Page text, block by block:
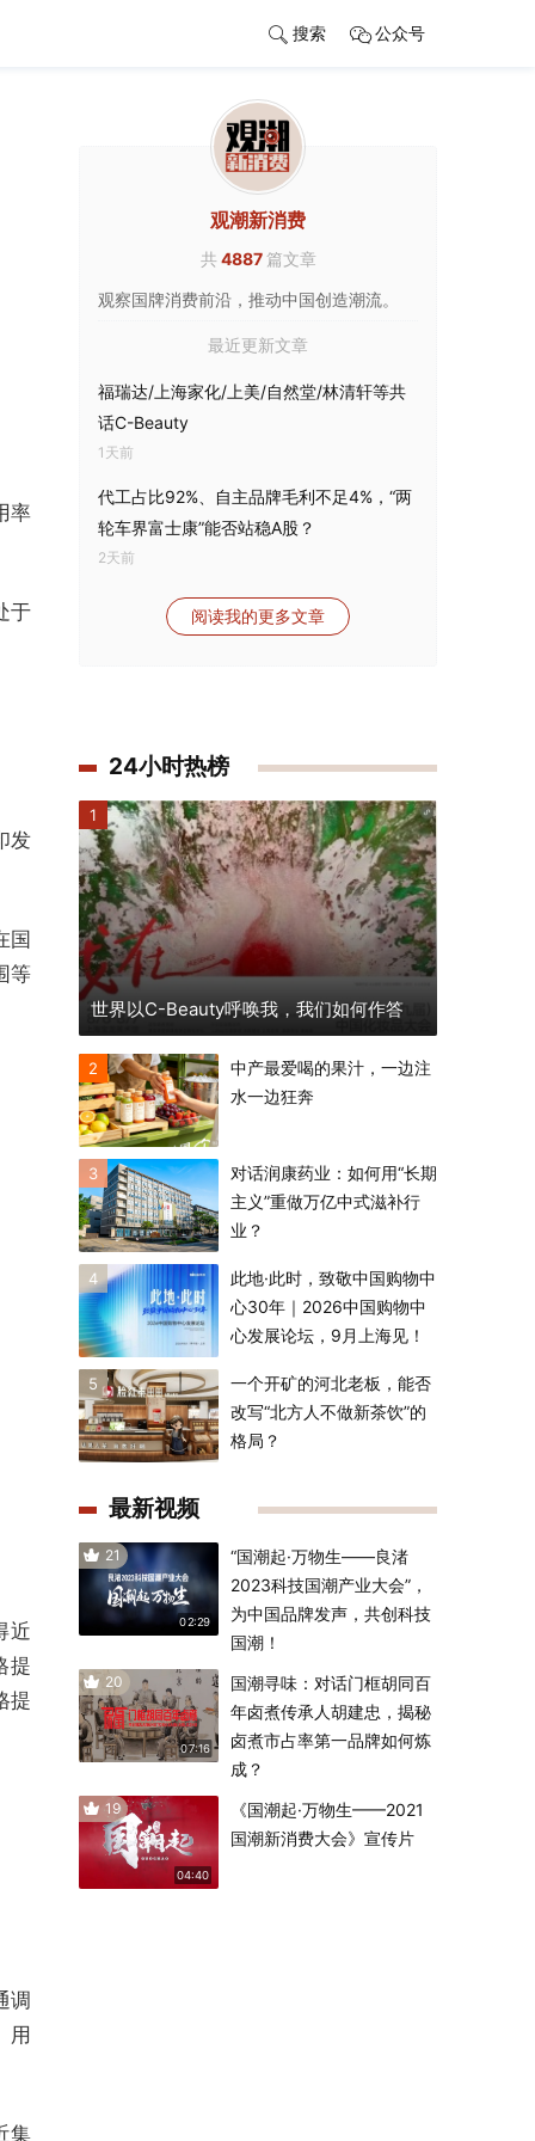
搜索 公众号
率
于
发
国
等
近
提
提
调
用
集
观潮新消费
共 4887 篇文章
观察国牌消费前沿，推动中国创造潮流。
最近更新文章
福瑞达/上海家化/上美/自然堂/林清轩等共
话C-Beauty
1天前
代工占比92%、自主品牌毛利不足4%，“两
轮车界富士康”能否站稳A股？
2天前
阅读我的更多文章
24小时热榜
1
世界以C-Beauty呼唤我，我们如何作答
2
中产最爱喝的果汁，一边注
水一边狂奔
3
对话润康药业：如何用“长期
主义”重做万亿中式滋补行
业？
4
此地·此时，致敬中国购物中
心30年｜2026中国购物中
心发展论坛，9月上海见！
5
一个开矿的河北老板，能否
改写“北方人不做新茶饮”的
格局？
最新视频
21
02:29
“国潮起·万物生——良渚
2023科技国潮产业大会”，
为中国品牌发声，共创科技
国潮！
20
07:16
国潮寻味：对话门框胡同百
年卤煮传承人胡建忠，揭秘
卤煮市占率第一品牌如何炼
成？
19
04:40
《国潮起·万物生——2021
国潮新消费大会》宣传片